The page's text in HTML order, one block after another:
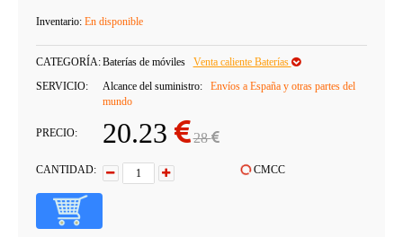
Inventario: En disponible
CATEGORÍA:Baterías de móviles
Venta caliente Baterías
SERVICIO:
Alcance del suministro:
Envíos a España y otras partes del
mundo
PRECIO: 20.23 28
CANTIDAD: CMCC